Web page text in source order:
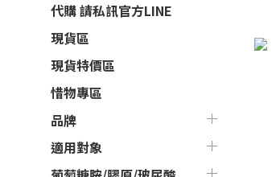
代購 請私訊官方LINE
現貨區
現貨特價區
惜物專區
品牌
適用對象